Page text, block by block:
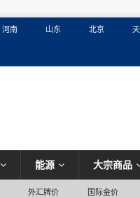
河南 山东 北京
能源 大宗商品
外汇牌价 国际金价